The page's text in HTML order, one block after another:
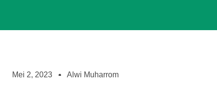
Mei 2, 2023 Alwi Muharrom